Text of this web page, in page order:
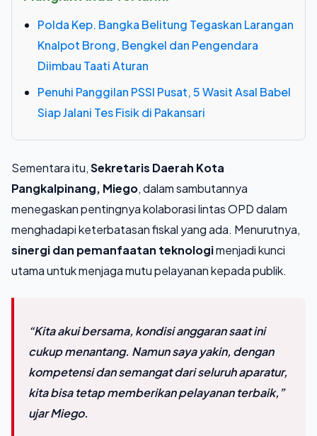
Polda Kep. Bangka Belitung Tegaskan Larangan
Knalpot Brong, Bengkel dan Pengendara
Diimbau Taati Aturan
Penuhi Panggilan PSSI Pusat, 5 Wasit Asal Babel
Siap Jalani Tes Fisik di Pakansari
Sementara itu,Sekretaris Daerah Kota
Pangkalpinang, Miego, dalam sambutannya
menegaskan pentingnya kolaborasi lintas OPD dalam
menghadapi keterbatasan fiskal yang ada. Menurutnya,
sinergi dan pemanfaatan teknologimenjadi kunci
utama untuk menjaga mutu pelayanan kepada publik.
“Kita akui bersama, kondisi anggaran saat ini
cukup menantang. Namun saya yakin, dengan
kompetensi dan semangat dari seluruh aparatur,
kita bisa tetap memberikan pelayanan terbaik,”
ujar Miego.